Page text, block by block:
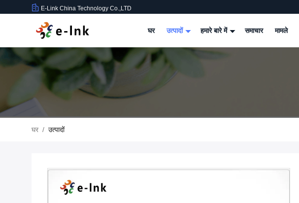
E-Link China Technology Co.,LTD
घर उत्पादों हमारे बारे में समाचार मामले
घर / उत्पादों